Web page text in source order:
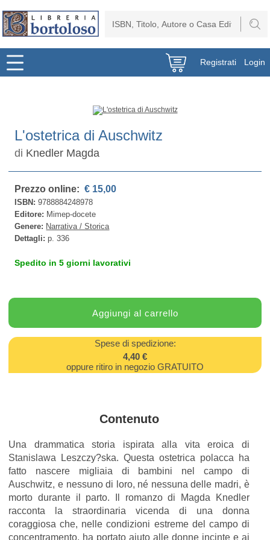
Registrati Login
L'ostetrica di Auschwitz
di Knedler Magda
Prezzo online: € 15,00
ISBN:9788884248978
Editore: Mimep-docete
Genere: Narrativa / Storica
Dettagli:p. 336
Spedito in 5 giorni lavorativi
Spese di spedizione:
4,40 €
oppure ritiro in negozio GRATUITO
Contenuto
Una drammatica storia ispirata alla vita eroica di
Stanislawa Leszczy?ska. Questa ostetrica polacca ha
fatto nascere migliaia di bambini nel campo di
Auschwitz, e nessuno di loro, né nessuna delle madri, è
morto durante il parto. Il romanzo di Magda Knedler
racconta la straordinaria vicenda di una donna
coraggiosa che, nelle condizioni estreme del campo di
concentramento, ha portato aiuto alle donne incinte e ai